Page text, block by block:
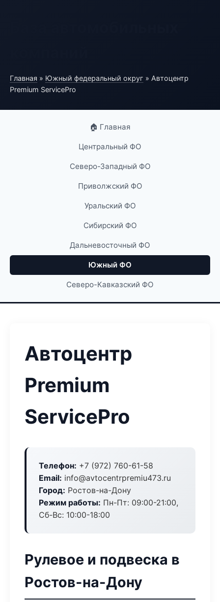
Главная » Южный федеральный округ » Автоцентр
Premium ServicePro
🏠 Главная
Центральный ФО
Северо-Западный ФО
Приволжский ФО
Уральский ФО
Сибирский ФО
Дальневосточный ФО
Южный ФО
Северо-Кавказский ФО
Автоцентр
Premium
ServicePro
Телефон: +7 (972) 760-61-58
Email: info@avtocentrpremiu473.ru
Город: Ростов-на-Дону
Режим работы: Пн-Пт: 09:00-21:00,
Сб-Вс: 10:00-18:00
Рулевое и подвеска в
Ростов-на-Дону